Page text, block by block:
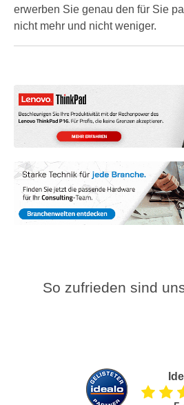
erwerben Sie genau den für Sie
nicht mehr und nicht weniger.
So zufrieden sind